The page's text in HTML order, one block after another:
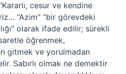
cesur ve kendine
“Azim” “bir görevdeki
olarak ifade edilir; sürekli
öğrenmek,
gitmek ve yorulmadan
Sabırlı olmak ne demektir